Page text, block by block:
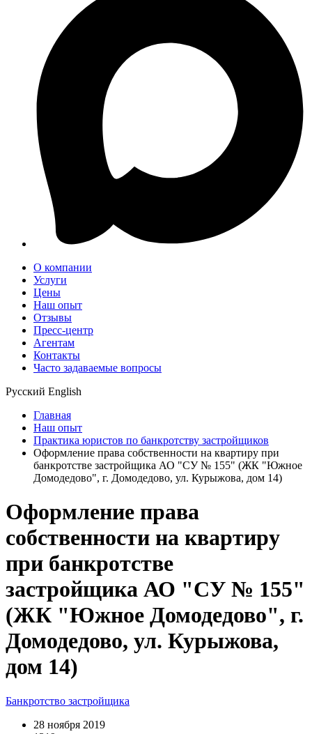
О компании
Услуги
Цены
Наш опыт
Отзывы
Пресс-центр
Агентам
Контакты
Часто задаваемые вопросы
Русский English
Главная
Наш опыт
Практика юристов по банкротству застройщиков
Оформление права собственности на квартиру при
банкротстве застройщика АО "СУ № 155" (ЖК "Южное
Домодедово", г. Домодедово, ул. Курыжова, дом 14)
Оформление права
собственности на квартиру
при банкротстве
застройщика АО "СУ № 155"
(ЖК "Южное Домодедово", г.
Домодедово, ул. Курыжова,
дом 14)
Банкротство застройщика
28 ноября 2019